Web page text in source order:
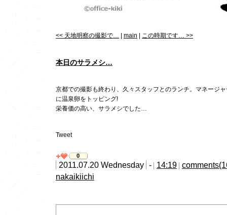
<< 天地明察の撮影で… main この時期です… >>
本日のサラメシ…
京都での撮影も終わり、久々スタッフとのランチ。マネージ
に温泉卵をトッピング!
栄養価の高い、サラメシでした…
Tweet
0
2011.07.20 Wednesday - 14:19
nakaikiichi